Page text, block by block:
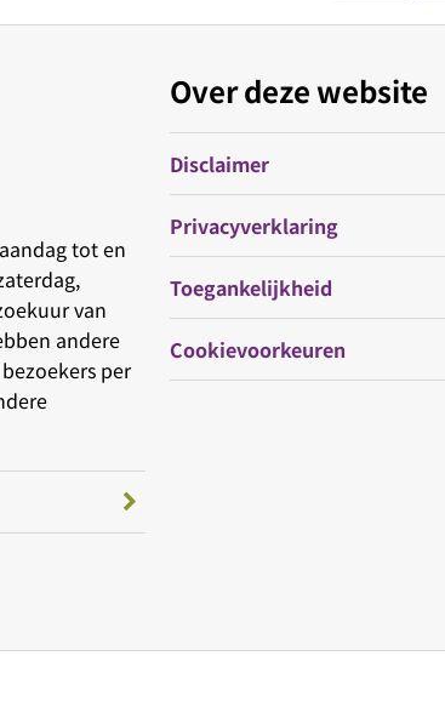
tot en
van
andere
per
Over deze website
Disclaimer
Privacyverklaring
Toegankelijkheid
Cookievoorkeuren